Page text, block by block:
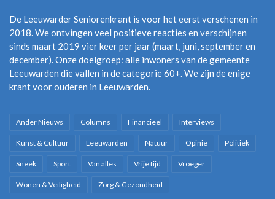
Bern, folwoeksene nei âldere
Hooplik bliuwe se lang frij
Huppeljend troch de buorren
Dûnsjend op’e maat fan de muzyk
Rinnend op it ritme fan de dei
Mei myn motto:
Pikerje net, it komt dochs oars
Ik gean in nij libbensjier temjitte
De Leeuwarder Seniorenkrant is voor het eerst verschenen in
2018. We ontvingen veel positieve reacties en verschijnen
sinds maart 2019 vier keer per jaar (maart, juni, september en
december). Onze doelgroep: alle inwoners van de gemeente
Leeuwarden die vallen in de categorie 60+. We zijn de enige
krant voor ouderen in Leeuwarden.
Ander Nieuws Columns Financieel Interviews
Kunst & Cultuur Leeuwarden Natuur Opinie Politiek
Sneek Sport Van alles Vrije tijd Vroeger
Wonen & Veiligheid Zorg & Gezondheid